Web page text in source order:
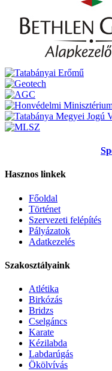
Hasznos linkek
Főoldal
Történet
Szervezeti felépítés
Pályázatok
Adatkezelés
Szakosztályaink
Atlétika
Birkózás
Bridzs
Cselgáncs
Karate
Kézilabda
Labdarúgás
Ökölvívás